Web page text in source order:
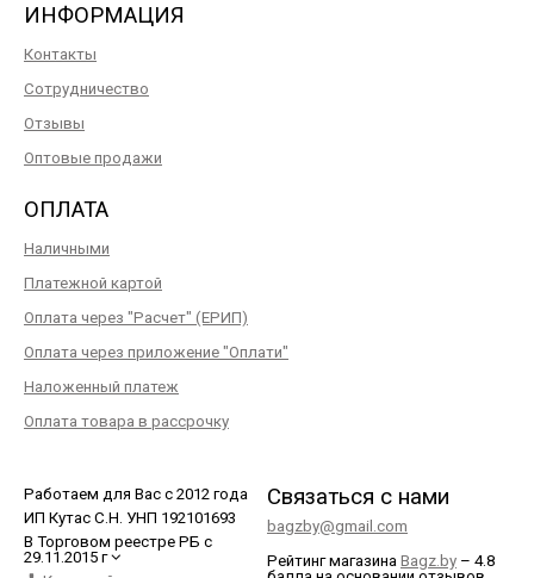
ИНФОРМАЦИЯ
Контакты
Сотрудничество
Отзывы
Оптовые продажи
ОПЛАТА
Наличными
Платежной картой
Оплата через "Расчет" (ЕРИП)
Оплата через приложение "Оплати"
Наложенный платеж
Оплата товара в рассрочку
Работаем для Вас с 2012 года
ИП Кутас С.Н. УНП 192101693
В Торговом реестре РБ с
29.11.2015 г
Связаться с нами
bagzby@gmail.com
Рейтинг магазина Bagz.by – 4.8